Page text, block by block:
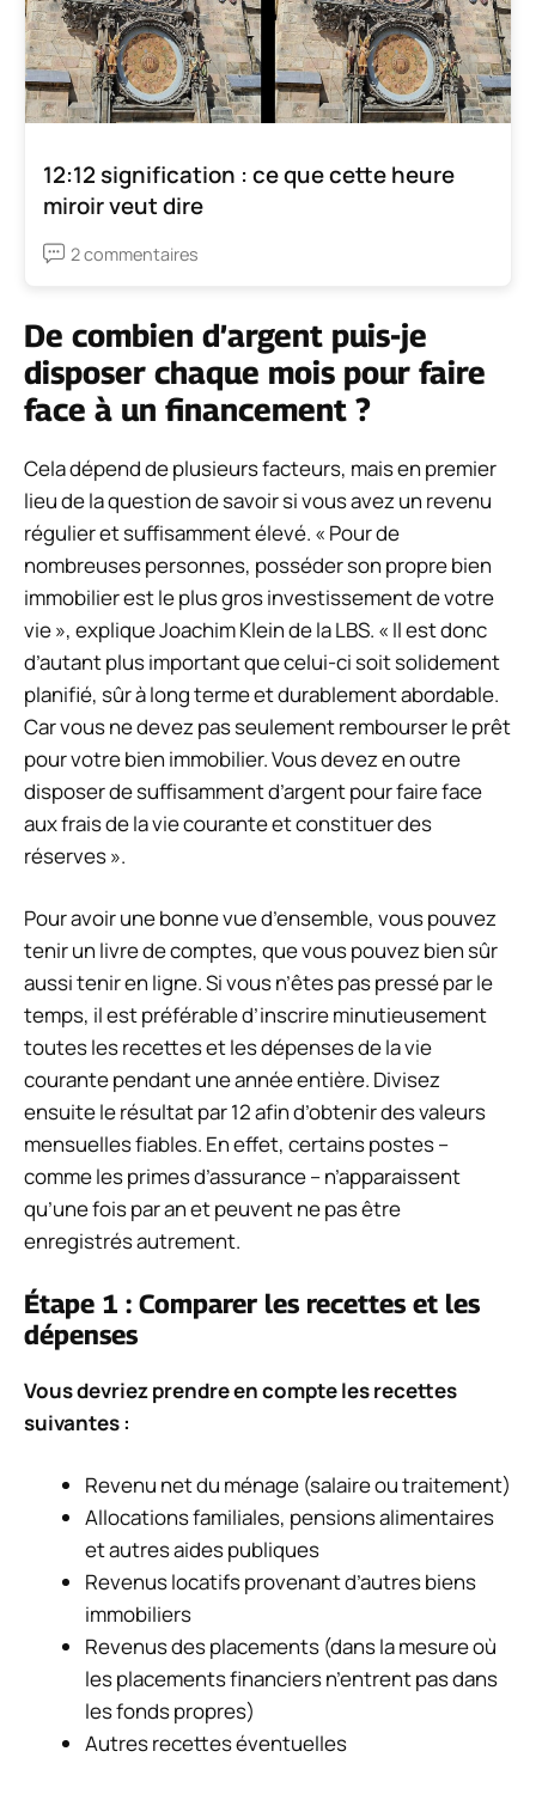
12:12 signification : ce que cette heure
miroir veut dire
2 commentaires
De combien d’argent puis-je
disposer chaque mois pour faire
face à un financement ?
Cela dépend de plusieurs facteurs, mais en premier
lieu de la question de savoir si vous avez un revenu
régulier et suffisamment élevé. « Pour de
nombreuses personnes, posséder son propre bien
immobilier est le plus gros investissement de votre
vie », explique Joachim Klein de la LBS. « Il est donc
d’autant plus important que celui-ci soit solidement
planifié, sûr à long terme et durablement abordable.
Car vous ne devez pas seulement rembourser le prêt
pour votre bien immobilier. Vous devez en outre
disposer de suffisamment d’argent pour faire face
aux frais de la vie courante et constituer des
réserves ».
Pour avoir une bonne vue d’ensemble, vous pouvez
tenir un livre de comptes, que vous pouvez bien sûr
aussi tenir en ligne. Si vous n’êtes pas pressé par le
temps, il est préférable d’inscrire minutieusement
toutes les recettes et les dépenses de la vie
courante pendant une année entière. Divisez
ensuite le résultat par 12 afin d’obtenir des valeurs
mensuelles fiables. En effet, certains postes –
comme les primes d’assurance – n’apparaissent
qu’une fois par an et peuvent ne pas être
enregistrés autrement.
Étape 1 : Comparer les recettes et les
dépenses
Vous devriez prendre en compte les recettes
suivantes :
Revenu net du ménage (salaire ou traitement)
Allocations familiales, pensions alimentaires
et autres aides publiques
Revenus locatifs provenant d’autres biens
immobiliers
Revenus des placements (dans la mesure où
les placements financiers n’entrent pas dans
les fonds propres)
Autres recettes éventuelles